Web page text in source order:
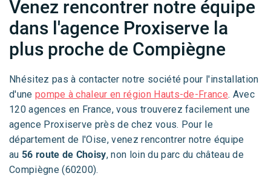
Venez rencontrer notre équipe
dans l'agence Proxiserve la
plus proche de Compiègne
Nhésitez pas à contacter notre société pour l'installation
d'une pompe à chaleur en région Hauts-de-France. Avec
120 agences en France, vous trouverez facilement une
agence Proxiserve près de chez vous. Pour le
département de l'Oise, venez rencontrer notre équipe
au 56 route de Choisy, non loin du parc du château de
Compiègne (60200).